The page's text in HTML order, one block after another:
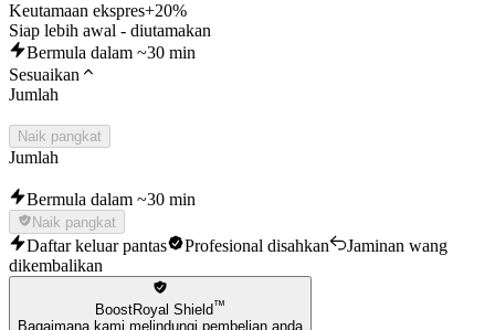
Keutamaan ekspres+20%
Siap lebih awal - diutamakan
Bermula dalam ~30 min
Sesuaikan
Jumlah
Naik pangkat
Jumlah
Bermula dalam ~30 min
Naik pangkat
Daftar keluar pantas Profesional disahkan
Jaminan wang
dikembalikan
BoostRoyal Shield™
Bagaimana kami melindungi pembelian anda